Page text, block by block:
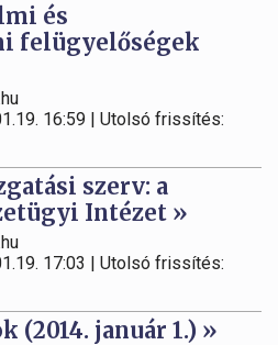
és
felügyelőségek
16:59 | Utolsó frissítés:
szerv: a
Intézet »
17:03 | Utolsó frissítés:
(2014. január 1.) »